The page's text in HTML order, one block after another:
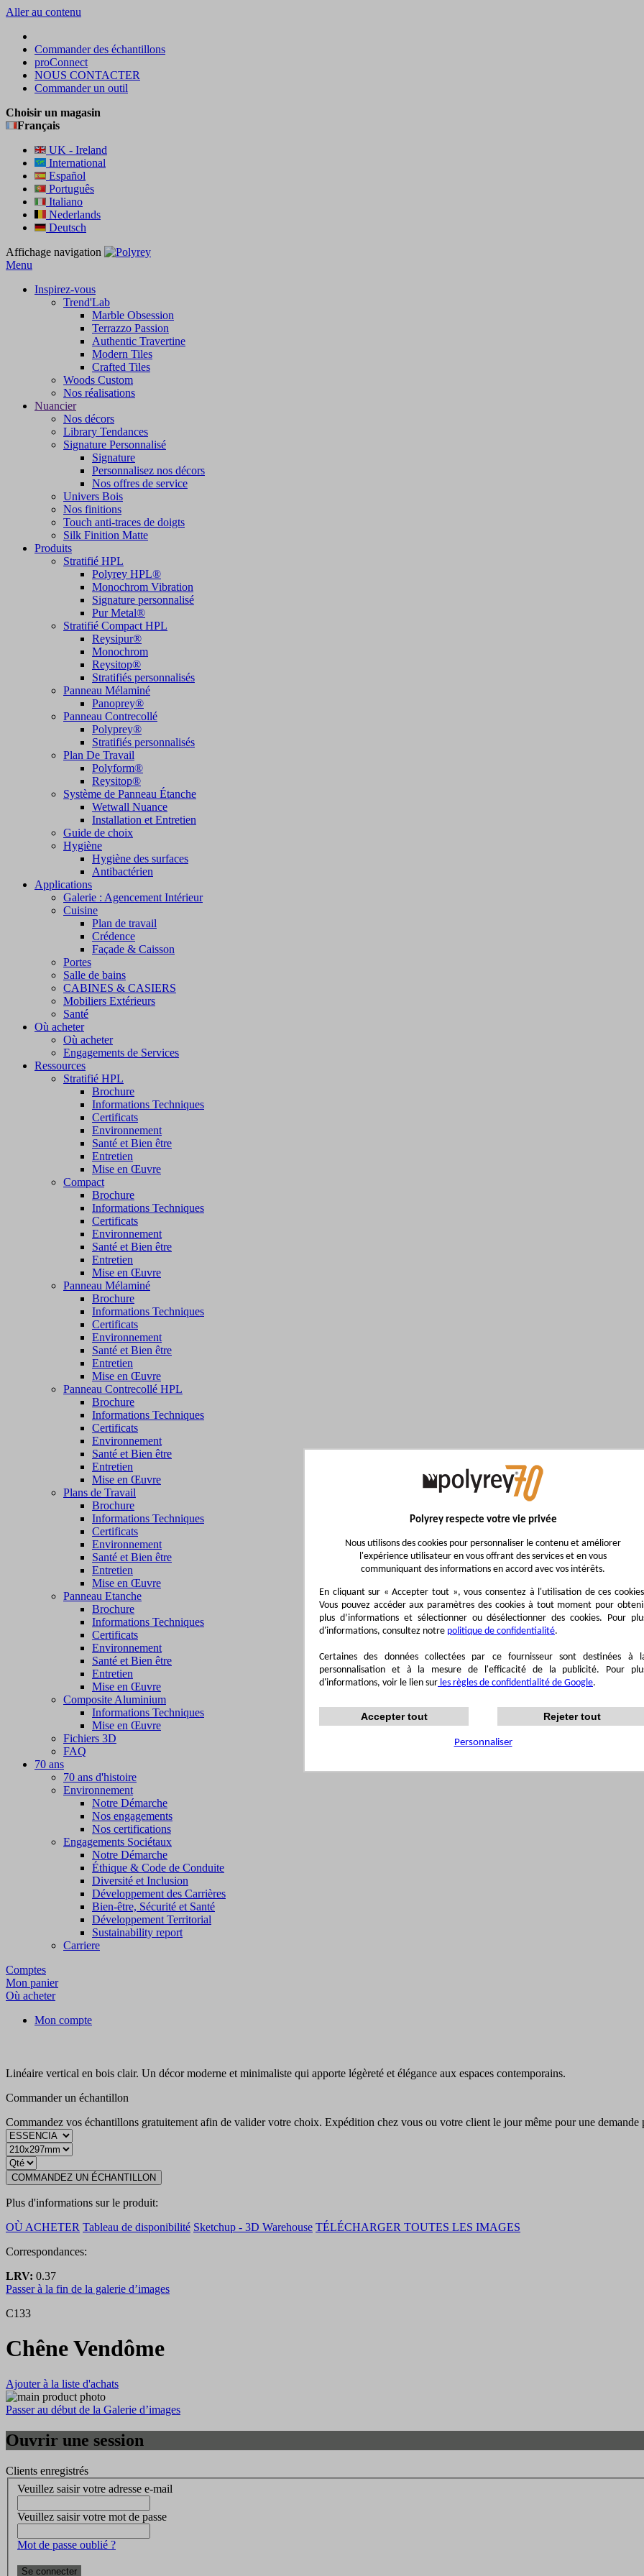
Polyrey respecte votre vie privée
Nous utilisons des cookies pour personnaliser le contenu et améliorer
l'expérience utilisateur en vous offrant des services et en vous
communiquant des informations en accord avec vos intérêts.
En cliquant sur « Accepter tout », vous consentez à l'utilisation de ces
Vous pouvez accéder aux paramètres des cookies à tout moment pour
plus d’informations et sélectionner ou désélectionner des cookies. Pour
d'informations, consultez notre politique de confidentialité.
Certaines des données collectées par ce fournisseur sont destinées à
personnalisation et à la mesure de l'efficacité de la publicité. Pour
d'informations, voir le lien sur les règles de confidentialité de Google.
Accepter tout Rejeter tout
Personnaliser
Aller au contenu
Commander des échantillons
proConnect
NOUS CONTACTER
Commander un outil
Choisir un magasin
Français
UK - Ireland
International
Español
Português
Italiano
Nederlands
Deutsch
Affichage navigation
Menu
Inspirez-vous
Trend'Lab
Marble Obsession
Terrazzo Passion
Authentic Travertine
Modern Tiles
Crafted Tiles
Woods Custom
Nos réalisations
Nuancier
Nos décors
Library Tendances
Signature Personnalisé
Signature
Personnalisez nos décors
Nos offres de service
Univers Bois
Nos finitions
Touch anti-traces de doigts
Silk Finition Matte
Produits
Stratifié HPL
Polyrey HPL®
Monochrom Vibration
Signature personnalisé
Pur Metal®
Stratifié Compact HPL
Reysipur®
Monochrom
Reysitop®
Stratifiés personnalisés
Panneau Mélaminé
Panoprey®
Panneau Contrecollé
Polyprey®
Stratifiés personnalisés
Plan De Travail
Polyform®
Reysitop®
Système de Panneau Étanche
Wetwall Nuance
Installation et Entretien
Guide de choix
Hygiène
Hygiène des surfaces
Antibactérien
Applications
Galerie : Agencement Intérieur
Cuisine
Plan de travail
Crédence
Façade & Caisson
Portes
Salle de bains
CABINES & CASIERS
Mobiliers Extérieurs
Santé
Où acheter
Où acheter
Engagements de Services
Ressources
Stratifié HPL
Brochure
Informations Techniques
Certificats
Environnement
Santé et Bien être
Entretien
Mise en Œuvre
Compact
Brochure
Informations Techniques
Certificats
Environnement
Santé et Bien être
Entretien
Mise en Œuvre
Panneau Mélaminé
Brochure
Informations Techniques
Certificats
Environnement
Santé et Bien être
Entretien
Mise en Œuvre
Panneau Contrecollé HPL
Brochure
Informations Techniques
Certificats
Environnement
Santé et Bien être
Entretien
Mise en Œuvre
Plans de Travail
Brochure
Informations Techniques
Certificats
Environnement
Santé et Bien être
Entretien
Mise en Œuvre
Panneau Etanche
Brochure
Informations Techniques
Certificats
Environnement
Santé et Bien être
Entretien
Mise en Œuvre
Composite Aluminium
Informations Techniques
Mise en Œuvre
Fichiers 3D
FAQ
70 ans
70 ans d'histoire
Environnement
Notre Démarche
Nos engagements
Nos certifications
Engagements Sociétaux
Notre Démarche
Éthique & Code de Conduite
Diversité et Inclusion
Développement des Carrières
Bien-être, Sécurité et Santé
Développement Territorial
Sustainability report
Carriere
Comptes
Mon panier
Où acheter
Mon compte
Linéaire vertical en bois clair. Un décor moderne et minimaliste qui apporte légèreté et élégance aux espaces contemporains.
Commander un échantillon
Commandez vos échantillons gratuitement afin de valider votre choix. Expédition chez vous ou votre client le jour même pour une demande
COMMANDEZ UN ÉCHANTILLON
Plus d'informations sur le produit:
OÙ ACHETER Tableau de disponibilité Sketchup - 3D Warehouse TÉLÉCHARGER TOUTES LES IMAGES
Correspondances:
LRV: 0.37
Passer à la fin de la galerie d’images
C133
Chêne Vendôme
Ajouter à la liste d'achats
Passer au début de la Galerie d’images
Ouvrir une session
Clients enregistrés
Veuillez saisir votre adresse e-mail
Veuillez saisir votre mot de passe
Mot de passe oublié ?
Se connecter